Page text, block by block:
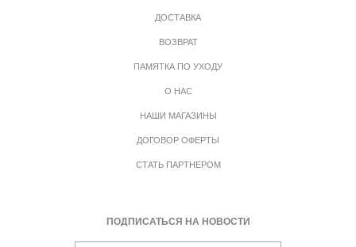
ДОСТАВКА
ВОЗВРАТ
ПАМЯТКА ПО УХОДУ
О НАС
НАШИ МАГАЗИНЫ
ДОГОВОР ОФЕРТЫ
СТАТЬ ПАРТНЕРОМ
ПОДПИСАТЬСЯ НА НОВОСТИ